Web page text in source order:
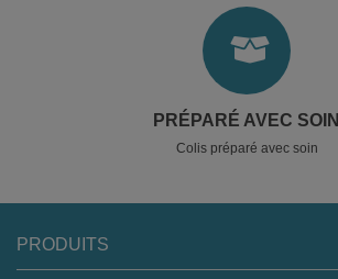
PRÉPARÉ AVEC SOIN
Colis préparé avec soin
PRODUITS